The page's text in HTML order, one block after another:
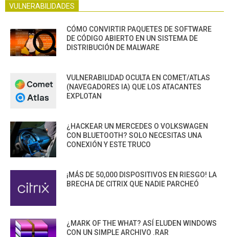
VULNERABILIDADES
CÓMO CONVIRTIR PAQUETES DE SOFTWARE
DE CÓDIGO ABIERTO EN UN SISTEMA DE
DISTRIBUCIÓN DE MALWARE
VULNERABILIDAD OCULTA EN COMET/ATLAS
(NAVEGADORES IA) QUE LOS ATACANTES
EXPLOTAN
¿HACKEAR UN MERCEDES O VOLKSWAGEN
CON BLUETOOTH? SOLO NECESITAS UNA
CONEXIÓN Y ESTE TRUCO
¡MÁS DE 50,000 DISPOSITIVOS EN RIESGO! LA
BRECHA DE CITRIX QUE NADIE PARCHEÓ
¿MARK OF THE WHAT? ASÍ ELUDEN WINDOWS
CON UN SIMPLE ARCHIVO .RAR